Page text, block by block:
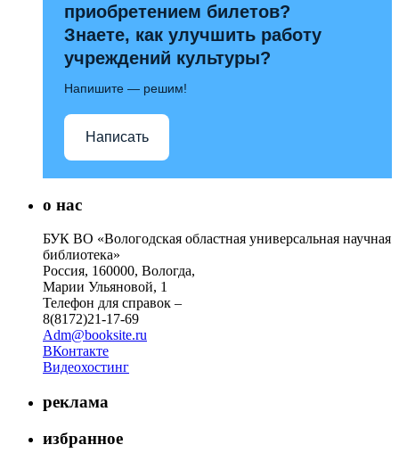
приобретением билетов?
Знаете, как улучшить работу
учреждений культуры?
Напишите — решим!
Написать
о нас
БУК ВО «Вологодская областная универсальная научная
библиотека»
Россия, 160000, Вологда,
Марии Ульяновой, 1
Телефон для справок –
8(8172)21-17-69
Adm@booksite.ru
ВКонтакте
Видеохостинг
реклама
избранное